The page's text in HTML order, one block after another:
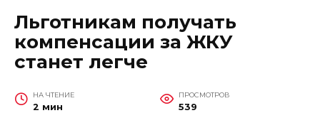
Льготникам получать
компенсации за ЖКУ
станет легче
НА ЧТЕНИЕ
2 мин
ПРОСМОТРОВ
539